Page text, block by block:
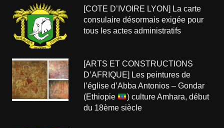
[COTE D’IVOIRE LYON] La carte
consulaire désormais exigée pour
tous les actes administratifs
[ARTS ET CONSTRUCTIONS
D’AFRIQUE] Les peintures de
l’église d’Abba Antonios – Gondar
(Ethiopie
) culture Amhara, début
du 18ème siècle